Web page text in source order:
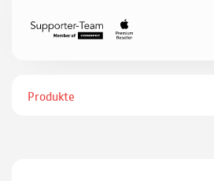
Produkte